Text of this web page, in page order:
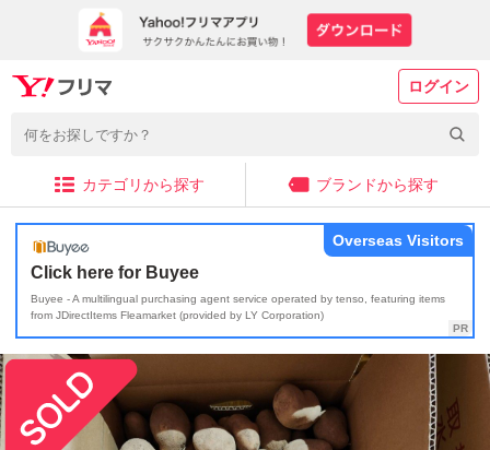
ログイン
カテゴリから探す ブランドから探す
Click here for Buyee
Buyee - A multilingual purchasing agent service operated by tenso, featuring items
from JDirectItems Fleamarket (provided by LY Corporation)
Overseas Visitors